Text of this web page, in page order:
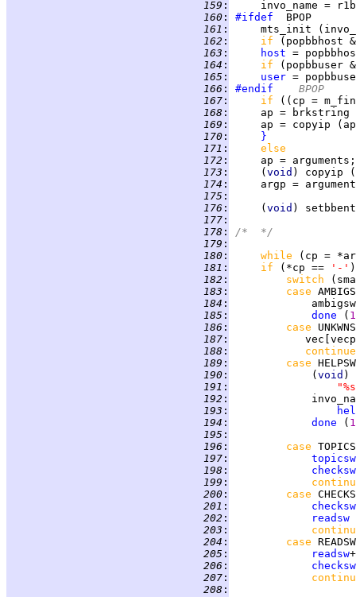
159 :
invo_name =
160 : #ifdef
161 :
162 :
if
163 :
host
164 :
if
165 : user =
166 : #endif
	BPOP
167 : if
((cp =
168 :
ap =
169 :
170 :
}
171 :
else
172 :
173 :
     (
void ) copyip
174 :
175 :
176 :
     (
void )
177 :
178 :
/*  */
179 :
180 : while
(cp =
181 : if (*cp ==
'-'
182 : switch
183 : case
184 :
185 : done ( 1
186 : case
187 :
188 :
continue
189 : case HELPSW
190 :
             (
void )
191 :
192 :
193 :
194 : done ( 1
195 :
196 : case
197 :
topicsw
198 :
checksw
199 :
200 : case
201 :
checksw
202 : readsw
203 :
204 : case READSW
205 :
readsw
206 :
checksw
207 :
208 :